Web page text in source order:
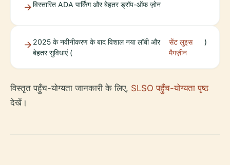
विस्तारित ADA पार्किंग और बेहतर ड्रॉप-ऑफ ज़ोन
2025 के नवीनीकरण के बाद विशाल नया लॉबी और
बेहतर सुविधाएं (
सेंट लुइस
मैगज़ीन
)
विस्तृत पहुँच-योग्यता जानकारी के लिए, SLSO पहुँच-योग्यता पृष्ठ
देखें।